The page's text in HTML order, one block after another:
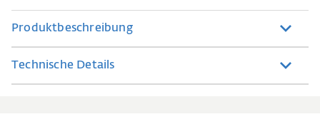
Produktbeschreibung
Technische Details